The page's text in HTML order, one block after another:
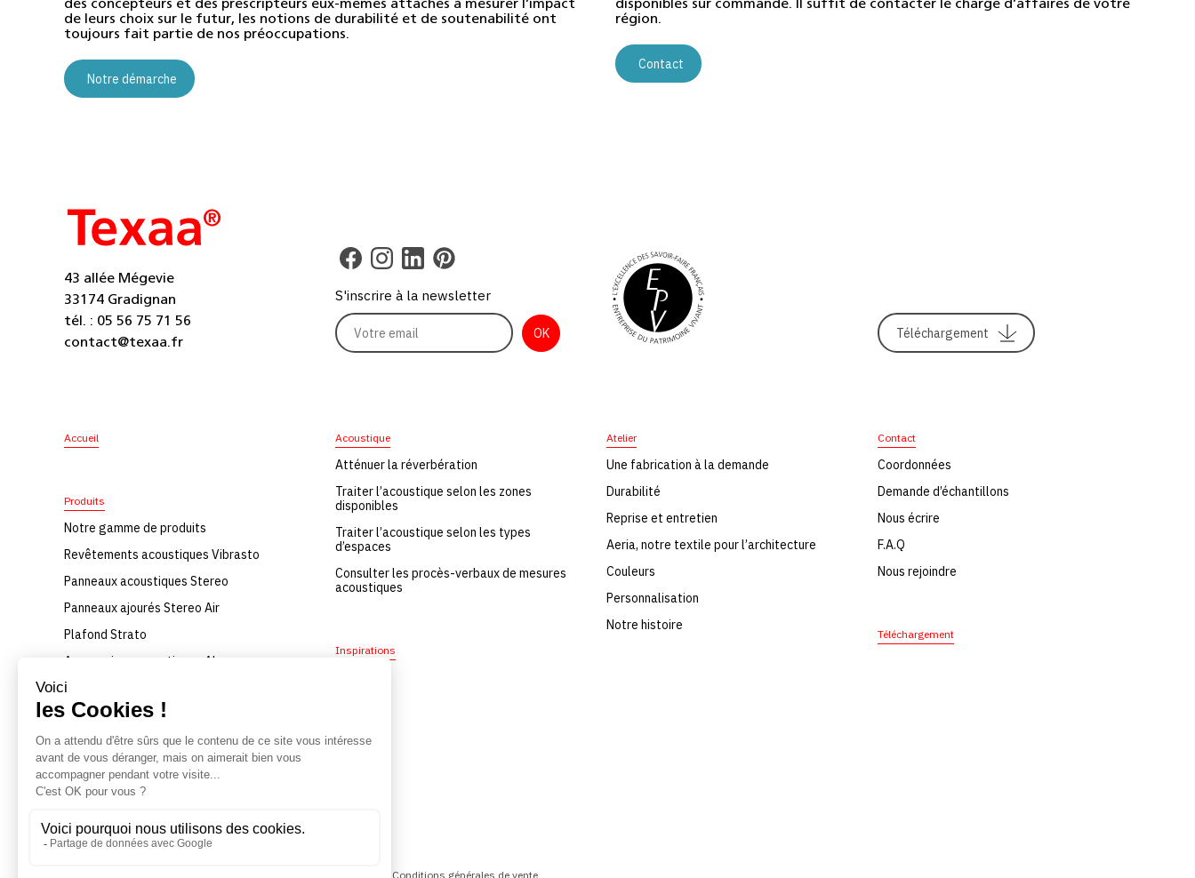
des concepteurs et des prescripteurs eux-mêmes attachés à mesurer l’impact
de leurs choix sur le futur, les notions de durabilité et de soutenabilité ont
toujours fait partie de nos préoccupations.
Notre démarche
disponibles sur commande. Il suffit de contacter le chargé d’affaires de votre
région.
Contact
43 allée Mégevie
33174 Gradignan
tél. : 05 56 75 71 56
contact@texaa.fr
S'inscrire à la newsletter
Téléchargement
Accueil
Produits
Notre gamme de produits
Revêtements acoustiques Vibrasto
Panneaux acoustiques Stereo
Panneaux ajourés Stereo Air
Plafond Strato
Accessoires acoustiques Abso
Rideaux acoustiques Velio
Voilages Velio
Stores acoustiques Velio
Écrans acoustiques Kora
Acoustique
Atténuer la réverbération
Traiter l’acoustique selon les zones
disponibles
Traiter l’acoustique selon les types
d’espaces
Consulter les procès-verbaux de mesures
acoustiques
Inspirations
Atelier
Une fabrication à la demande
Durabilité
Reprise et entretien
Aeria, notre textile pour l’architecture
Couleurs
Personnalisation
Notre histoire
Contact
Coordonnées
Demande d’échantillons
Nous écrire
F.A.Q
Nous rejoindre
Téléchargement
Conditions générales de vente